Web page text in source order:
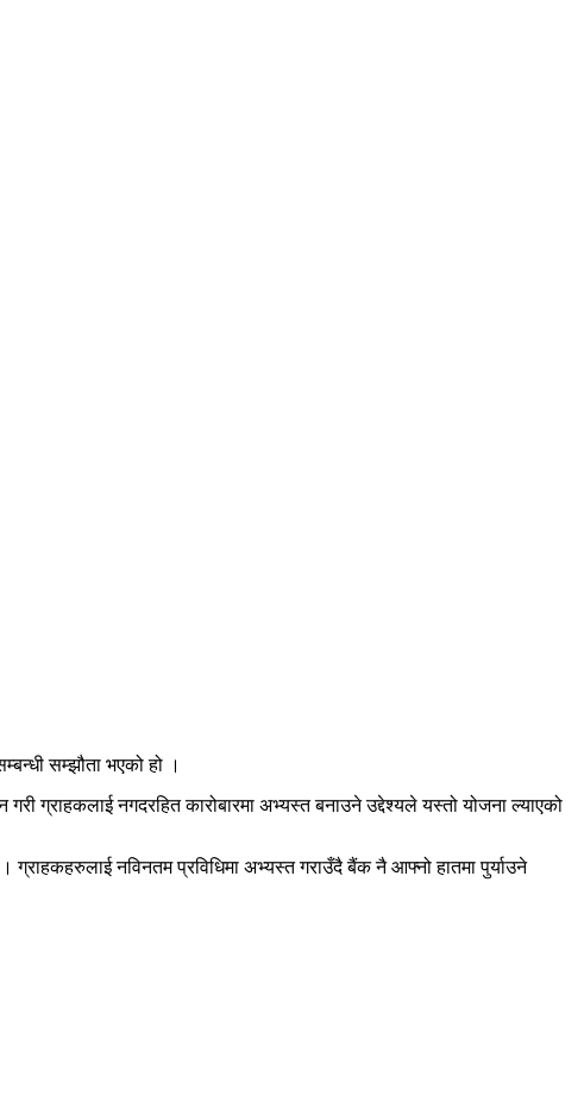
सम्झौता भएको हो ।
ग्राहकलाई नगदरहित कारोबारमा अभ्यस्त बनाउने उद्देश्यले यस्तो योजना ल्याएको
नविनतम प्रविधिमा अभ्यस्त गराउँदै बैंक नै आफ्नो हातमा पुर्याउने